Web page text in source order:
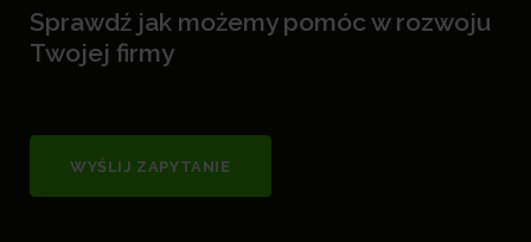
Sprawdź jak możemy pomóc w rozwoju
Twojej firmy
WYŚLIJ ZAPYTANIE